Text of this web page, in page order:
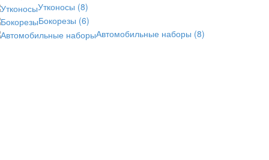
Утконосы (8)
Бокорезы (6)
Автомобильные наборы (8)